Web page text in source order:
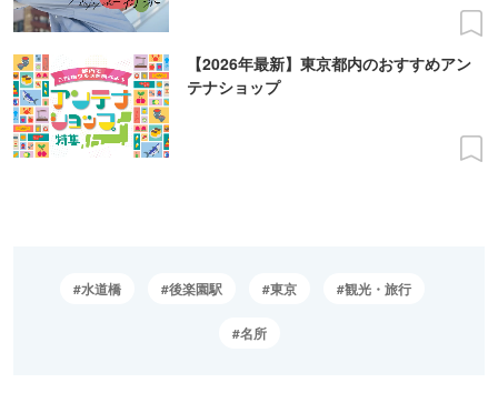
【2026年最新】東京都内のおすすめアン
テナショップ
水道橋 後楽園駅 東京 観光・旅行
名所